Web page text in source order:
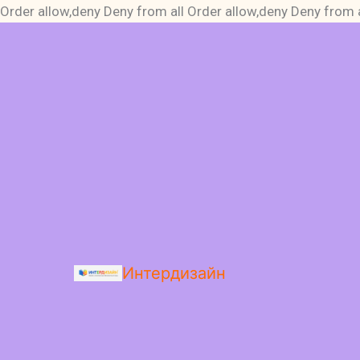
Order allow,deny Deny from all Order allow,deny Deny from
Интердизайн